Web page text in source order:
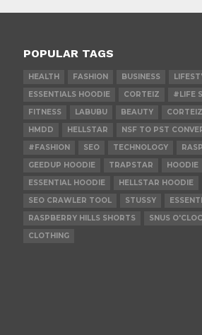
POPULAR TAGS
HEALTH FASHION BUSINESS
ESSENTIALS HOODIE
CORTEIZ
#LIFE
FITNESS
LABUBU BEAUTY
HMDD
HELLSTAR
NSF TO PST
#FASHION
SEO TECHNOLOGY
GEEDUP HOODIE
TRAPSTAR
HOODIE
ESSENTIAL HOODIE
HELLSTAR HOODIE
SEO CRAWLER TOOL
STUSSY
RASPBERRY HILLS SHORTS
SNUS
CLOTHING